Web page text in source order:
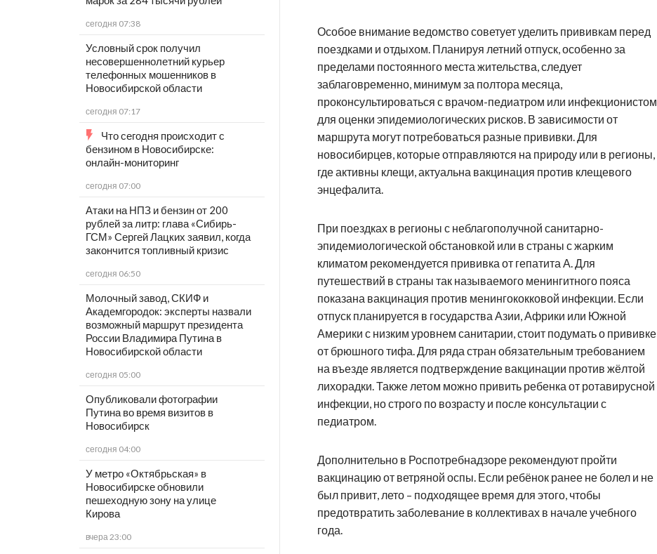
сегодня 07:38
Условный срок получил
несовершеннолетний курьер
телефонных мошенников в
Новосибирской области
сегодня 07:17
Что сегодня происходит с
бензином в Новосибирске:
онлайн-мониторинг
сегодня 07:00
Атаки на НПЗ и бензин от 200
рублей за литр: глава «Сибирь-
ГСМ» Сергей Лацких заявил, когда
закончится топливный кризис
сегодня 06:50
Молочный завод, СКИФ и
Академгородок: эксперты назвали
возможный маршрут президента
России Владимира Путина в
Новосибирской области
сегодня 05:00
Опубликовали фотографии
Путина во время визитов в
Новосибирск
сегодня 04:00
У метро «Октябрьская» в
Новосибирске обновили
пешеходную зону на улице
Кирова
вчера 23:00
Особое внимание ведомство советует уделить прививкам перед
поездками и отдыхом. Планируя летний отпуск, особенно за
пределами постоянного места жительства, следует
заблаговременно, минимум за полтора месяца,
проконсультироваться с врачом-педиатром или инфекционистом
для оценки эпидемиологических рисков. В зависимости от
маршрута могут потребоваться разные прививки. Для
новосибирцев, которые отправляются на природу или в регионы,
где активны клещи, актуальна вакцинация против клещевого
энцефалита.
При поездках в регионы с неблагополучной санитарно-
эпидемиологической обстановкой или в страны с жарким
климатом рекомендуется прививка от гепатита А. Для
путешествий в страны так называемого менингитного пояса
показана вакцинация против менингококковой инфекции. Если
отпуск планируется в государства Азии, Африки или Южной
Америки с низким уровнем санитарии, стоит подумать о прививке
от брюшного тифа. Для ряда стран обязательным требованием
на въезде является подтверждение вакцинации против жёлтой
лихорадки. Также летом можно привить ребенка от ротавирусной
инфекции, но строго по возрасту и после консультации с
педиатром.
Дополнительно в Роспотребнадзоре рекомендуют пройти
вакцинацию от ветряной оспы. Если ребёнок ранее не болел и не
был привит, лето – подходящее время для этого, чтобы
предотвратить заболевание в коллективах в начале учебного
года.